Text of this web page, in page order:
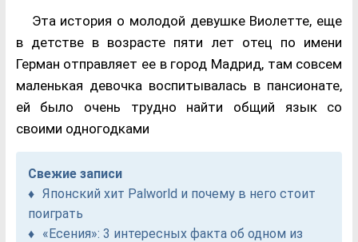
Эта история о молодой девушке Виолетте, еще
в детстве в возрасте пяти лет отец по имени
Герман отправляет ее в город Мадрид, там совсем
маленькая девочка воспитывалась в пансионате,
ей было очень трудно найти общий язык со
своими одногодками
Свежие записи
Японский хит Palworld и почему в него стоит
поиграть
«Есения»: 3 интересных факта об одном из